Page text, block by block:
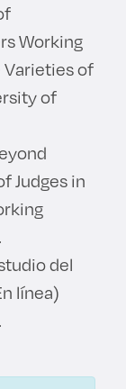
Working
Varieties of
of
Judges in
del
línea)